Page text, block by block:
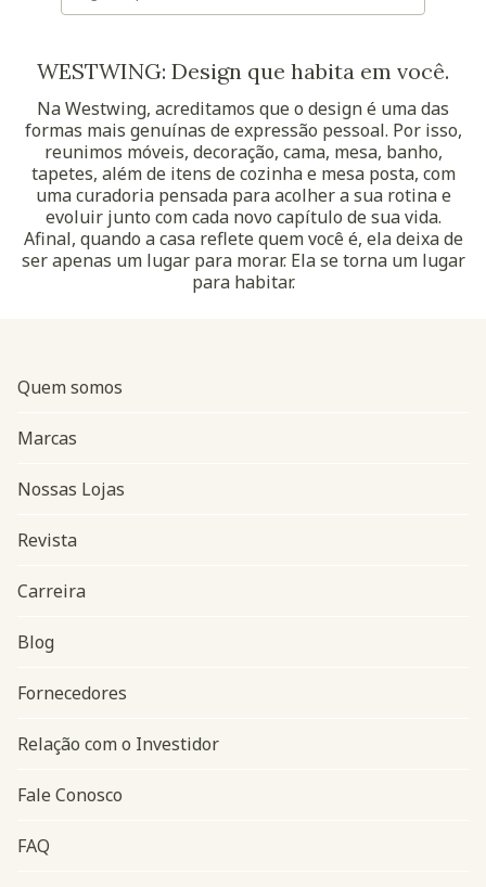
WESTWING: Design que habita em você.
Na Westwing, acreditamos que o design é uma das
formas mais genuínas de expressão pessoal. Por isso,
reunimos móveis, decoração, cama, mesa, banho,
tapetes, além de itens de cozinha e mesa posta, com
uma curadoria pensada para acolher a sua rotina e
evoluir junto com cada novo capítulo de sua vida.
Afinal, quando a casa reflete quem você é, ela deixa de
ser apenas um lugar para morar. Ela se torna um lugar
para habitar.
Navegação do rodapé
Quem somos
Marcas
Nossas Lojas
Revista
Carreira
Blog
Fornecedores
Relação com o Investidor
Fale Conosco
FAQ